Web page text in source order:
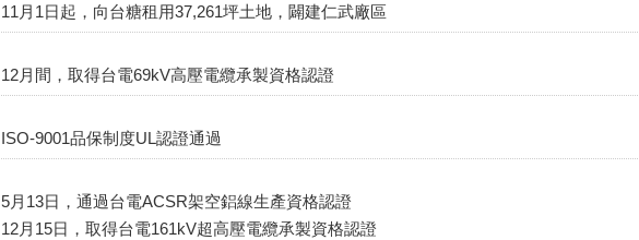
11月1日起，向台糖租用37,261坪土地，闢建仁武廠區
12月間，取得台電69kV高壓電纜承製資格認證
ISO-9001品保制度UL認證通過
5月13日，通過台電ACSR架空鋁線生產資格認證
12月15日，取得台電161kV超高壓電纜承製資格認證